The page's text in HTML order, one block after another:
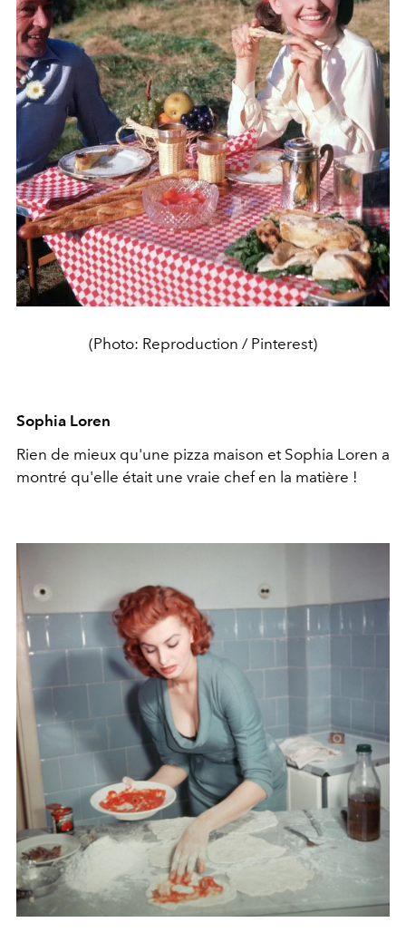
(Photo: Reproduction / Pinterest)
Sophia Loren
Rien de mieux qu'une pizza maison et Sophia Loren a
montré qu'elle était une vraie chef en la matière !